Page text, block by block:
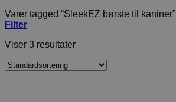
Varer tagged “SleekEZ børste til kaniner”
Filter
Viser 3 resultater